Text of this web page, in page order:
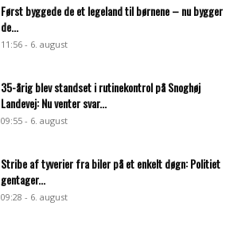
Først byggede de et legeland til børnene – nu bygger
de...
11:56 - 6. august
35-årig blev standset i rutinekontrol på Snoghøj
Landevej: Nu venter svar...
09:55 - 6. august
Stribe af tyverier fra biler på et enkelt døgn: Politiet
gentager...
09:28 - 6. august